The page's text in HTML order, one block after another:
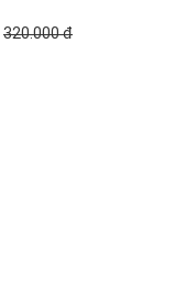
320.000 đ